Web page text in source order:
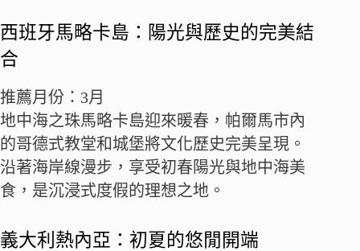
西班牙馬略卡島：陽光與歷史的完美結
合
推薦月份：3月
地中海之珠馬略卡島迎來暖春，帕爾馬市內
的哥德式教堂和城堡將文化歷史完美呈現。
沿著海岸線漫步，享受初春陽光與地中海美
食，是沉浸式度假的理想之地。
義大利熱內亞：初夏的悠閒開端